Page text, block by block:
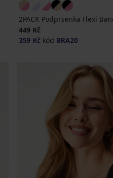
2PACK Podprsenka Flexi
449 Kč
359 Kčkód BRA20